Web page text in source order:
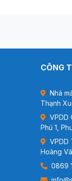
CÔNG
Nhà
Thạnh
VPDD
Phú 1,
VPDD
Hoàng
0869